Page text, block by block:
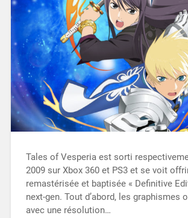
Tales of Vesperia est sorti
2009 sur Xbox 360 et PS3 et se voit
remastérisée et baptisée « Definitive
next-gen. Tout d’abord, les graphismes
avec une résolution…